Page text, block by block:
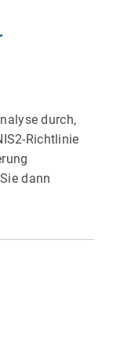
durch,
Richtlinie
dann